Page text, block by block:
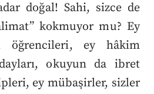
doğal! Sahi, sizce de
kokmuyor mu? Ey
öğrencileri, ey hâkim
okuyun da ibret
ey mübaşirler, sizler